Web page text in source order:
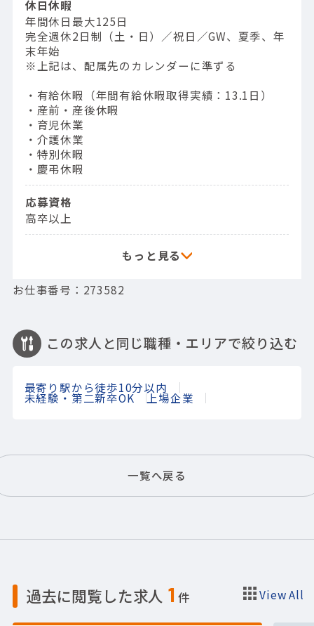
休日休暇
年間休日最大125日
完全週休2日制（土・日）／祝日／GW、夏季、年
末年始
※上記は、配属先のカレンダーに準ずる
・有給休暇（年間有給休暇取得実績：13.1日）
・産前・産後休暇
・育児休業
・介護休業
・特別休暇
・慶弔休暇
応募資格
高卒以上
お仕事番号：273582
この求人と同じ職種・エリアで絞り込む
最寄り駅から徒歩10分以内
未経験・第二新卒OK 上場企業
一覧へ戻る
過去に閲覧した求人 1 件 View All